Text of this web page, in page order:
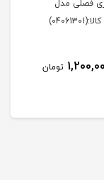
فصلی مدل
تومان